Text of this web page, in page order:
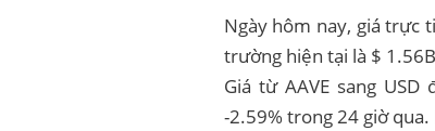
Ngày hôm nay, giá trực
trường hiện tại là $
Giá từ AAVE sang
-2.59% trong 24 giờ